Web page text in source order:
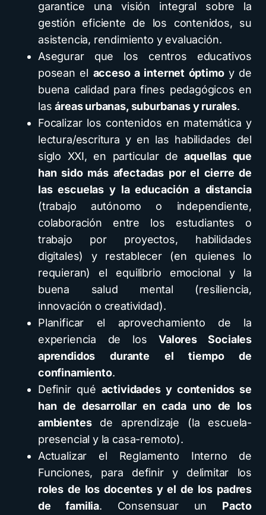
garantice una visión integral sobre la
gestión eficiente de los contenidos, su
asistencia, rendimiento y evaluación.
Asegurar que los centros educativos
posean el acceso a internet óptimoy de
buena calidad para fines pedagógicos en
lasáreas urbanas, suburbanas y rurales.
Focalizar los contenidos en matemática y
lectura/escritura y en las habilidades del
siglo XXI, en particular deaquellas que
han sido más afectadas por el cierre de
las escuelas y la educación a distancia
(trabajo autónomo o independiente,
colaboración entre los estudiantes o
trabajo por proyectos, habilidades
digitales) y restablecer (en quienes lo
requieran) el equilibrio emocional y la
buena salud mental (resiliencia,
innovación o creatividad).
Planificar el aprovechamiento de la
experiencia de losValores Sociales
aprendidos durante el tiempo de
confinamiento.
Definir qué actividades y contenidos se
han de desarrollar en cada uno de los
ambientesde aprendizaje (la escuela-
presencial y la casa-remoto).
Actualizar el Reglamento Interno de
Funciones, para definir y delimitar los
roles de los docentes y el de los padres
de familia. Consensuar un Pacto